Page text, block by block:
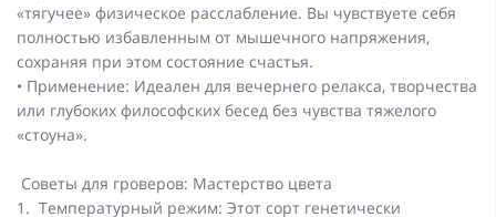
«тягучее» физическое расслабление. Вы чувствуете себя
полностью избавленным от мышечного напряжения,
сохраняя при этом состояние счастья.
• Применение: Идеален для вечернего релакса, творчества
или глубоких философских бесед без чувства тяжелого
«стоуна».
Советы для гроверов: Мастерство цвета
1. Температурный режим: Этот сорт генетически